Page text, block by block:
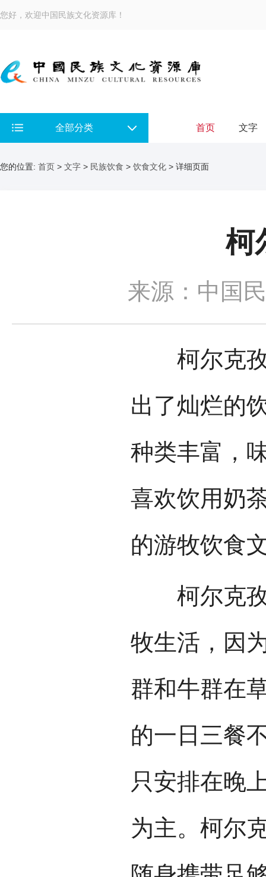
您好，欢迎中国民族文化资源库！
全部分类 首页 文字
您的位置: 首页 > 文字 > 民族饮食 > 饮食文化 > 详细页面
柯
来源：中国
柯尔克孜
出了灿烂的
种类丰富，
喜欢饮用奶
的游牧饮食
柯尔克孜
牧生活，因
群和牛群在
的一日三餐
只安排在晚
为主。柯尔